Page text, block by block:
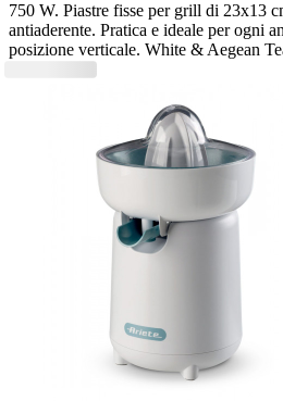
750 W. Piastre fisse per grill di 23x13
antiaderente. Pratica e ideale per ogni
posizione verticale. White & Aegean